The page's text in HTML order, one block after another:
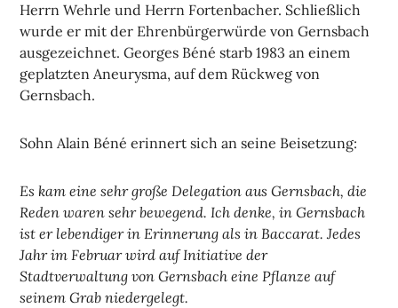
Herrn Wehrle und Herrn Fortenbacher. Schließlich
wurde er mit der Ehrenbürgerwürde von Gernsbach
ausgezeichnet. Georges Béné starb 1983 an einem
geplatzten Aneurysma, auf dem Rückweg von
Gernsbach.
Sohn Alain Béné erinnert sich an seine Beisetzung:
Es kam eine sehr große Delegation aus Gernsbach, die
Reden waren sehr bewegend. Ich denke, in Gernsbach
ist er lebendiger in Erinnerung als in Baccarat. Jedes
Jahr im Februar wird auf Initiative der
Stadtverwaltung von Gernsbach eine Pflanze auf
seinem Grab niedergelegt.